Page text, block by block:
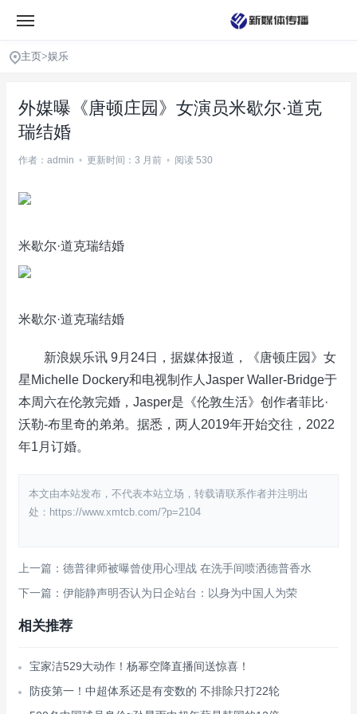
主页>娱乐
外媒曝《唐顿庄园》女演员米歇尔·道克
瑞结婚
作者：admin • 更新时间：3 月前 • 阅读 530
米歇尔·道克瑞结婚
米歇尔·道克瑞结婚
新浪娱乐讯 9月24日，据媒体报道，《唐顿庄园》女
星Michelle Dockery和电视制作人Jasper Waller-Bridge于
本周六在伦敦完婚，Jasper是《伦敦生活》创作者菲比·
沃勒-布里奇的弟弟。据悉，两人2019年开始交往，2022
年1月订婚。
本文由本站发布，不代表本站立场，转载请联系作者并注明出
处：https://www.xmtcb.com/?p=2104
上一篇：德普律师被曝曾使用心理战 在洗手间喷洒德普香水
下一篇：伊能静声明否认为日企站台：以身为中国人为荣
相关推荐
宝家洁529大动作！杨幂空降直播间送惊喜！
防疫第一！中超体系还是有变数的 不排除只打22轮